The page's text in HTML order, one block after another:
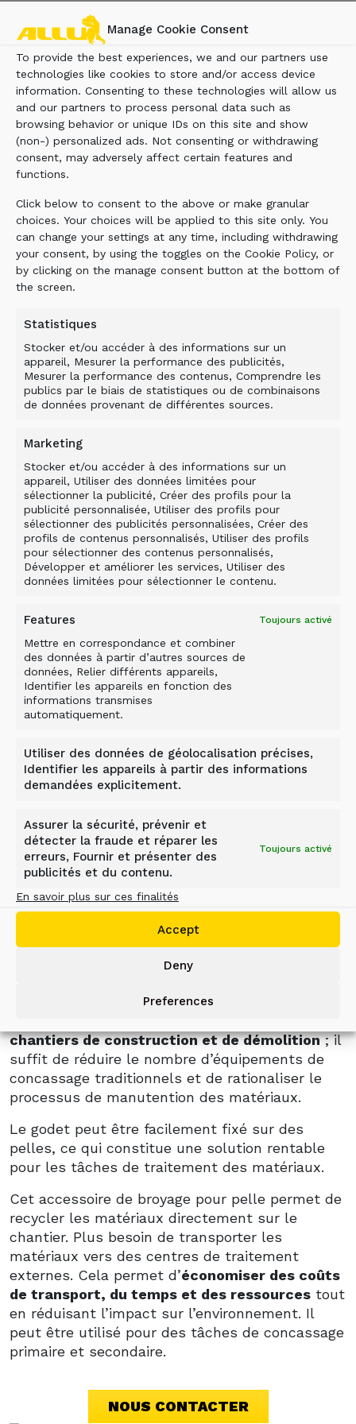
Manage Cookie Consent
To provide the best experiences, we and our partners use
technologies like cookies to store and/or access device
information. Consenting to these technologies will allow us
and our partners to process personal data such as
browsing behavior or unique IDs on this site and show
(non-) personalized ads. Not consenting or withdrawing
consent, may adversely affect certain features and
functions.
Click below to consent to the above or make granular
choices. Your choices will be applied to this site only. You
can change your settings at any time, including withdrawing
your consent, by using the toggles on the Cookie Policy, or
by clicking on the manage consent button at the bottom of
the screen.
Statistiques
Stocker et/ou accéder à des informations sur un
appareil, Mesurer la performance des publicités,
Mesurer la performance des contenus, Comprendre les
publics par le biais de statistiques ou de combinaisons
de données provenant de différentes sources.
Marketing
Stocker et/ou accéder à des informations sur un
appareil, Utiliser des données limitées pour
sélectionner la publicité, Créer des profils pour la
publicité personnalisée, Utiliser des profils pour
sélectionner des publicités personnalisées, Créer des
profils de contenus personnalisés, Utiliser des profils
pour sélectionner des contenus personnalisés,
Développer et améliorer les services, Utiliser des
données limitées pour sélectionner le contenu.
Features Toujours activé
Mettre en correspondance et combiner
des données à partir d’autres sources de
données, Relier différents appareils,
Identifier les appareils en fonction des
informations transmises
automatiquement.
Utiliser des données de géolocalisation précises,
Identifier les appareils à partir des informations
demandées explicitement.
Assurer la sécurité, prévenir et
détecter la fraude et réparer les
erreurs, Fournir et présenter des
publicités et du contenu.
Toujours activé
En savoir plus sur ces finalités
Accept
Deny
Preferences
GODET BROYEUR ALLU : POUR
PLACE
Le godet broyeur ALLU est un accessoire de
concassage pour pelles. Il est conçu pour
concasser et réduire divers matériaux (béton,
pierre, gravats, asphalte et roches naturelles).
Le godet broyeur fonctionne sur le principe d’un
concasseur à mâchoires, ce qui permet de
concasser et de recycler les matériaux sur
Le godet broyeur ALLU est conçu pour
chantiers de construction et de démolition; il
suffit de réduire le nombre d’équipements de
concassage traditionnels et de rationaliser le
processus de manutention des matériaux.
Le godet peut être facilement fixé sur des
pelles, ce qui constitue une solution rentable
pour les tâches de traitement des matériaux.
Cet accessoire de broyage pour pelle permet de
recycler les matériaux directement sur le
chantier. Plus besoin de transporter les
matériaux vers des centres de traitement
externes. Cela permet d’économiser des coûts
de transport, du temps et des ressources tout
en réduisant l’impact sur l’environnement. Il
peut être utilisé pour des tâches de concassage
primaire et secondaire.
NOUS CONTACTER